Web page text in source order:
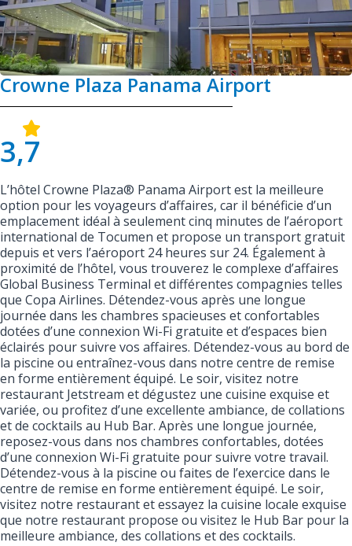
Crowne Plaza Panama Airport
3,7
L’hôtel Crowne Plaza® Panama Airport est la meilleure
option pour les voyageurs d’affaires, car il bénéficie d’un
emplacement idéal à seulement cinq minutes de l’aéroport
international de Tocumen et propose un transport gratuit
depuis et vers l’aéroport 24 heures sur 24. Également à
proximité de l’hôtel, vous trouverez le complexe d’affaires
Global Business Terminal et différentes compagnies telles
que Copa Airlines. Détendez-vous après une longue
journée dans les chambres spacieuses et confortables
dotées d’une connexion Wi-Fi gratuite et d’espaces bien
éclairés pour suivre vos affaires. Détendez-vous au bord de
la piscine ou entraînez-vous dans notre centre de remise
en forme entièrement équipé. Le soir, visitez notre
restaurant Jetstream et dégustez une cuisine exquise et
variée, ou profitez d’une excellente ambiance, de collations
et de cocktails au Hub Bar. Après une longue journée,
reposez-vous dans nos chambres confortables, dotées
d’une connexion Wi-Fi gratuite pour suivre votre travail.
Détendez-vous à la piscine ou faites de l’exercice dans le
centre de remise en forme entièrement équipé. Le soir,
visitez notre restaurant et essayez la cuisine locale exquise
que notre restaurant propose ou visitez le Hub Bar pour la
meilleure ambiance, des collations et des cocktails.